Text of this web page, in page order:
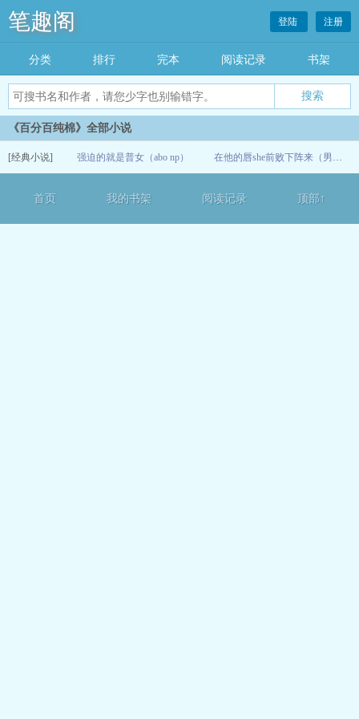
笔趣阁 登陆 注册
分类 排行 完本 阅读记录 书架
《百分百纯棉》全部小说
[经典小说] 强迫的就是普女（abo np） 在他的唇she前败下阵来（男口女）
首页 我的书架 阅读记录 顶部↑